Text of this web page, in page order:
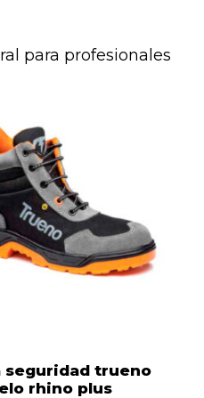
para profesionales
seguridad trueno
rhino plus